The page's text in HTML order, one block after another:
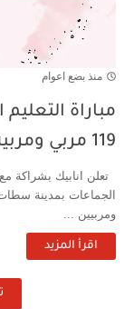
منذ بضع اعوام
مباراة
119 مربي ومربية
تعلن انابيك بشراكة
الجماعات بمدينة سطات
ومربيين ...
اقرأ المزيد